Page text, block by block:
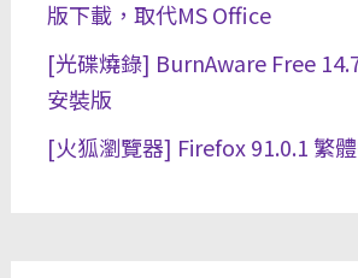
版下載，取代MS Office
[光碟燒錄] BurnAware Free
安裝版
[火狐瀏覽器] Firefox 91.0.1 繁